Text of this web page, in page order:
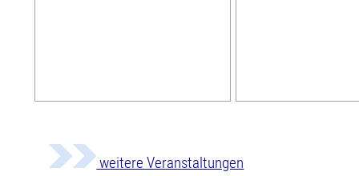
weitere Veranstaltungen